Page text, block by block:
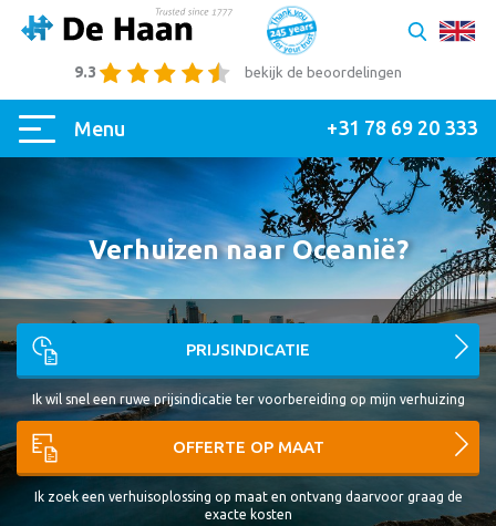
bekijk de beoordelingen
9.3
Menu +31 78 69 20 333
Verhuizen naar Oceanië?
PRIJSINDICATIE
Ik wil snel een ruwe prijsindicatie ter voorbereiding op mijn verhuizing
OFFERTE OP MAAT
Ik zoek een verhuisoplossing op maat en ontvang daarvoor graag de
exacte kosten